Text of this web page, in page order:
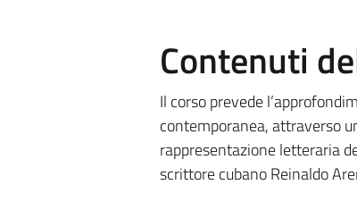
Contenuti
Il corso prevede
contemporanea, attraverso
rappresentazione letteraria
scrittore cubano Reinaldo